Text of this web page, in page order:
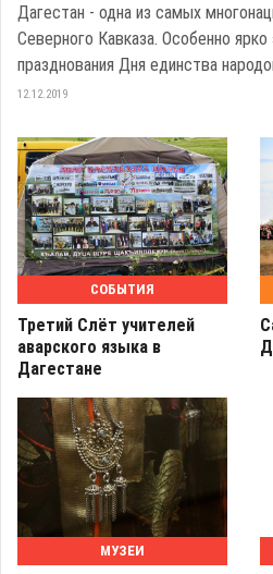
Дагестан - одна из самых
Северного Кавказа. Особенно
празднования Дня единства
12.12.2019
СОБЫТИЯ
Третий Слёт учителей
аварского языка в
Дагестане
МУЗЕИ